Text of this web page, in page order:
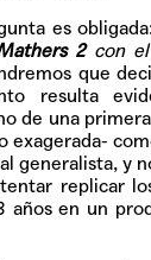
es
2con el
que
resulta
de una
exagerada-
generalista, y
replicar
años en un